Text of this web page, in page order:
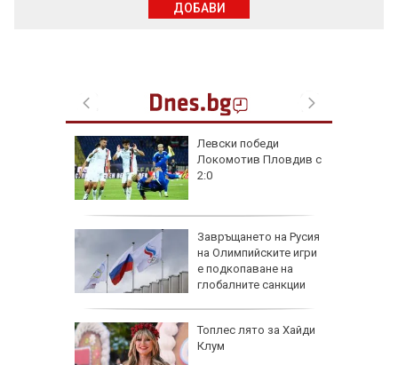
Левски победи
Локомотив Пловдив с
2:0
Завръщането на Русия
на Олимпийските игри
е подкопаване на
глобалните санкции
Топлес лято за Хайди
Клум
ДОБАВИ